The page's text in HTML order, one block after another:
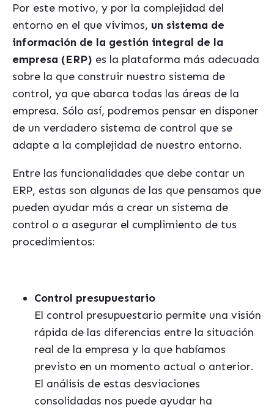
Por este motivo, y por la complejidad del
entorno en el que vivimos, un sistema de
información de la gestión integral de la
empresa (ERP) es la plataforma más adecuada
sobre la que construir nuestro sistema de
control, ya que abarca todas las áreas de la
empresa. Sólo así, podremos pensar en disponer
de un verdadero sistema de control que se
adapte a la complejidad de nuestro entorno.
Entre las funcionalidades que debe contar un
ERP, estas son algunas de las que pensamos que
pueden ayudar más a crear un sistema de
control o a asegurar el cumplimiento de tus
procedimientos:
Control presupuestario
El control presupuestario permite una visión
rápida de las diferencias entre la situación
real de la empresa y la que habíamos
previsto en un momento actual o anterior.
El análisis de estas desviaciones
consolidadas nos puede ayudar ha